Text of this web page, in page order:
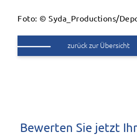
Foto: © Syda_Productions/
zurück zur Übersicht
Bewerten Sie jetzt